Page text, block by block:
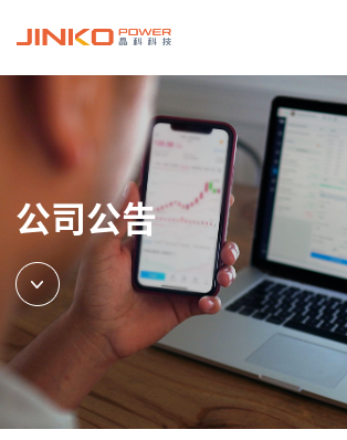
公司公告